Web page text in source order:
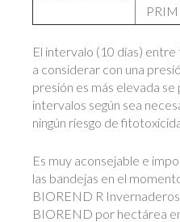
El intervalo (10 días)
a considerar con una
presión es más elevada
intervalos según sea
ningún riesgo de
Es muy aconsejable e
las bandejas en el
BIOREND R
BIOREND por hectárea